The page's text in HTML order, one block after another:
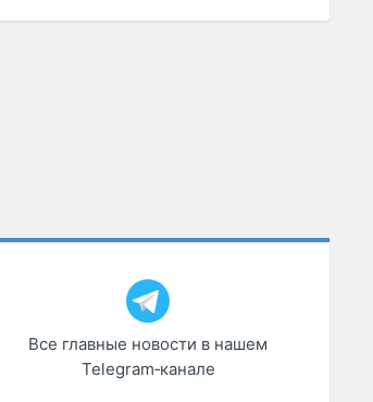
Все главные новости в нашем
Telegram‑канале